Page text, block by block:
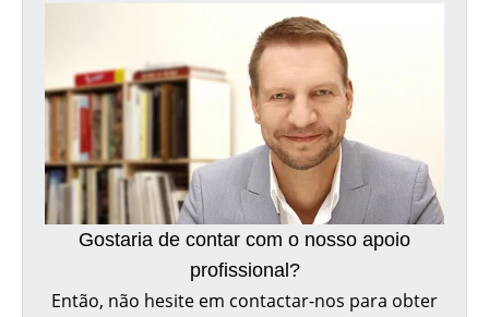
Gostaria de contar com o nosso apoio
profissional?
Então, não hesite em contactar-nos para obter